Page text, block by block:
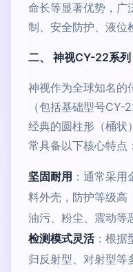
命长等显著优势，广
制、安全防护、液位
二、 神视CY-22系
神视作为全球知名的
（包括基础型号
经典的圆柱形（桶状
常具备以下核心特点：
坚固耐用 ：通常采
料外壳，防护等级高
油污、粉尘、震动等
检测模式灵活：根据
归反射型、对射型等